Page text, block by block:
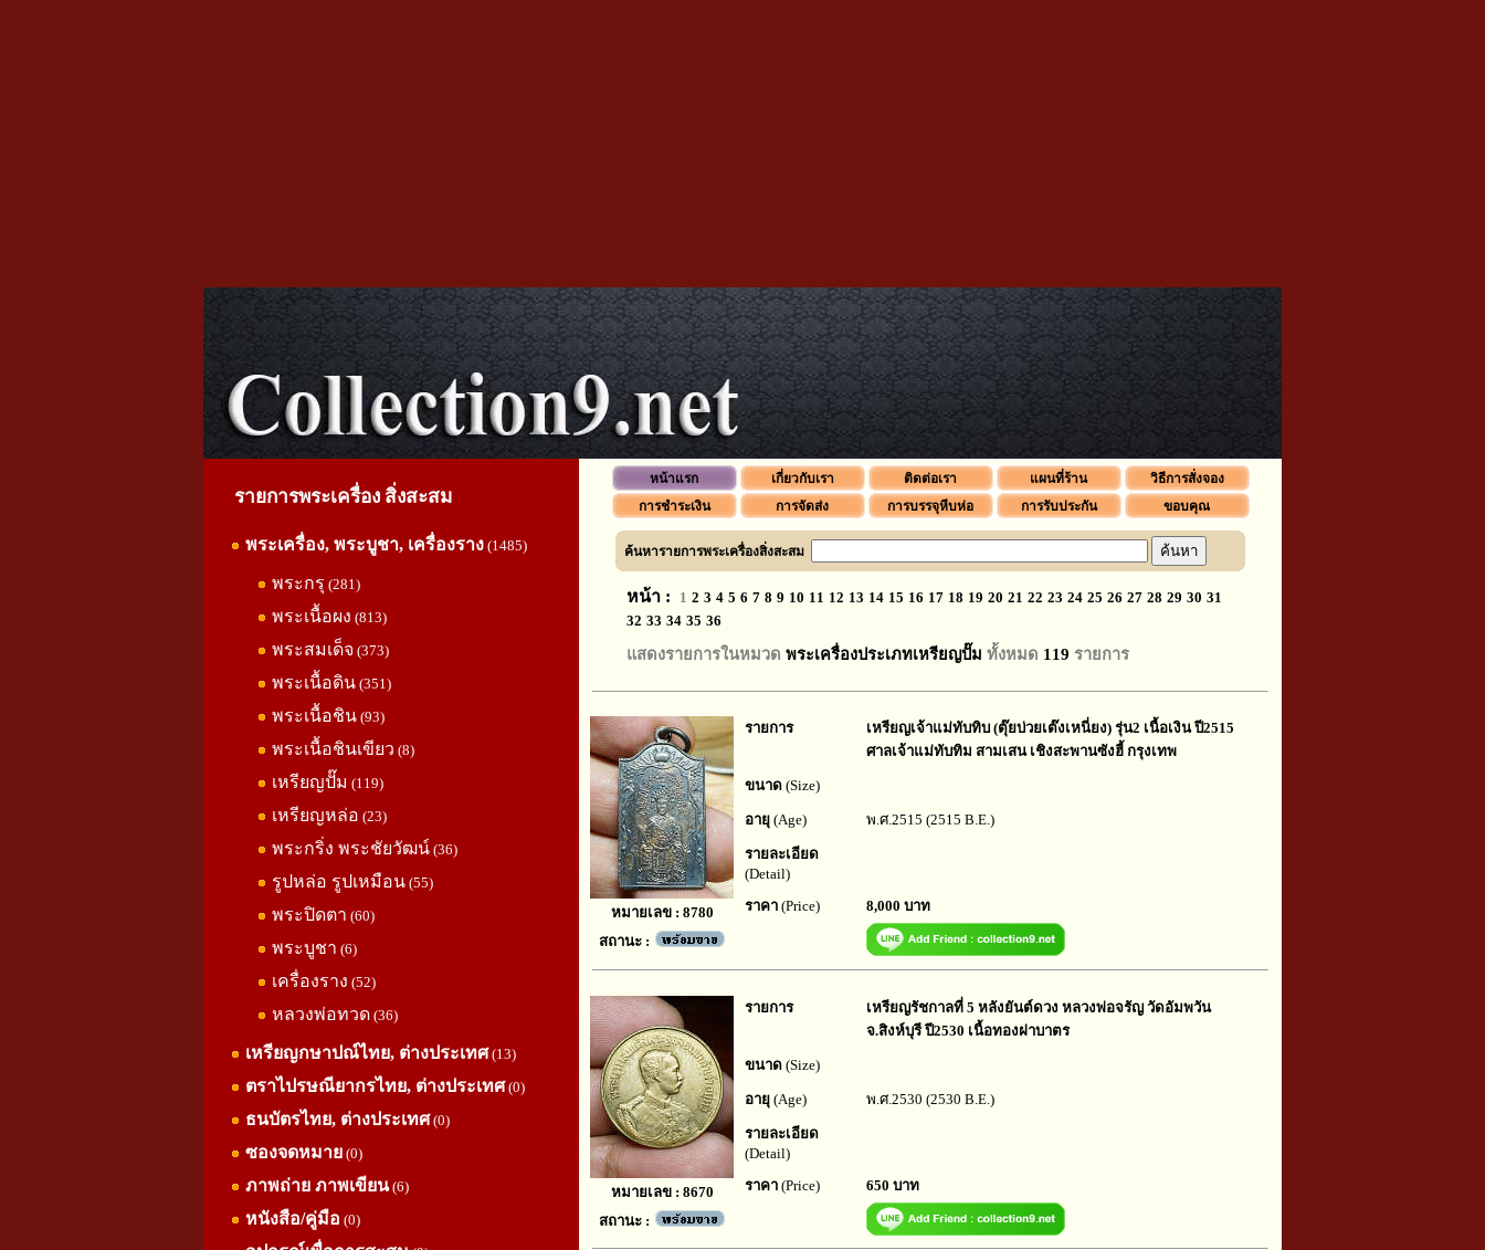
รายการพระเครื่อง สิ่งสะสม
พระเครื่อง, พระบูชา, เครื่องราง (1485)
พระกรุ (281)
พระเนื้อผง (813)
พระสมเด็จ (373)
พระเนื้อดิน (351)
พระเนื้อชิน (93)
พระเนื้อชินเขียว (8)
เหรียญปั๊ม (119)
เหรียญหล่อ (23)
พระกริ่ง พระชัยวัฒน์ (36)
รูปหล่อ รูปเหมือน (55)
พระปิดตา (60)
พระบูชา (6)
เครื่องราง (52)
หลวงพ่อทวด (36)
เหรียญกษาปณ์ไทย, ต่างประเทศ(13)
ตราไปรษณียากรไทย, ต่างประเทศ(0)
ธนบัตรไทย, ต่างประเทศ(0)
ซองจดหมาย (0)
ภาพถ่าย ภาพเขียน(6)
หนังสือ/คู่มือ (0)
หน้าแรก เกี่ยวกับเรา ติดต่อเรา แผนที่ร้าน
วิธีการสั่งจอง
การชำระเงิน
การจัดส่ง การบรรจุหีบห่อ การรับประกัน ขอบคุณ
ค้นหารายการพระเครื่องสิ่งสะสม
หน้า : 1 2 3 4 5 6 7 8 9 10 11 12 13 14 15 16 17 18 19 20 21 22 23 24 25 26 27 28 29 30 31
32 33 34 35 36
แสดงรายการในหมวด พระเครื่องประเภทเหรียญปั๊ม ทั้งหมด 119 รายการ
หมายเลข : 8780
สถานะ :
รายการ
เหรียญเจ้าแม่ทับทิบ (ตุ๊ยบ่วยเต๊งเหนี่ยง) รุ่น2 เนื้อเงิน ปี2515
ศาลเจ้าแม่ทับทิม สามเสน เชิงสะพานซังฮี้ กรุงเทพ
ขนาด (Size)
อายุ (Age) พ.ศ.2515 (2515 B.E.)
รายละเอียด
(Detail)
ราคา (Price) 8,000 บาท
หมายเลข : 8670
สถานะ :
รายการ
เหรียญรัชกาลที่ 5 หลังยันต์ดวง หลวงพ่อจรัญ วัดอัมพวัน
จ.สิงห์บุรี ปี2530 เนื้อทองฝาบาตร
ขนาด (Size)
อายุ (Age) พ.ศ.2530 (2530 B.E.)
รายละเอียด
(Detail)
ราคา (Price) 650 บาท